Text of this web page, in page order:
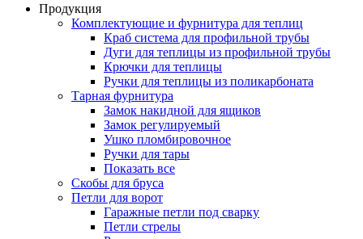
Продукция
Комплектующие и фурнитура для теплиц
Краб система для профильной трубы
Дуги для теплицы из профильной трубы
Крючки для теплицы
Ручки для теплицы из поликарбоната
Тарная фурнитура
Замок накидной для ящиков
Замок регулируемый
Ушко пломбировочное
Ручки для тары
Показать все
Скобы для бруса
Петли для ворот
Гаражные петли под сварку
Петли стрелы